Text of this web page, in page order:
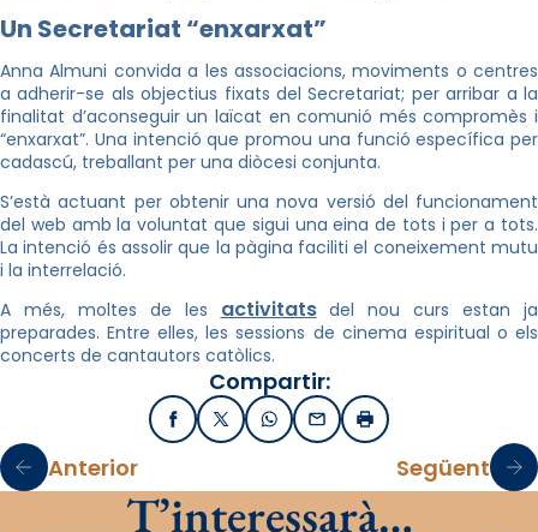
Un Secretariat “enxarxat”
Anna Almuni convida a les associacions, moviments o centres
a adherir-se als objectius fixats del Secretariat; per arribar a la
finalitat d’aconseguir un laïcat en comunió més compromès i
“enxarxat”. Una intenció que promou una funció específica per
cadascú, treballant per una diòcesi conjunta.
S’està actuant per obtenir una nova versió del funcionament
del web amb la voluntat que sigui una eina de tots i per a tots.
La intenció és assolir que la pàgina faciliti el coneixement mutu
i la interrelació.
A més, moltes de les activitatsdel nou curs estan ja
preparades. Entre elles, les sessions de cinema espiritual o els
concerts de cantautors catòlics.
Compartir:
FacebookX / TwitterWhatsApp
EmailImprimir
Anterior Següent
T’interessarà…